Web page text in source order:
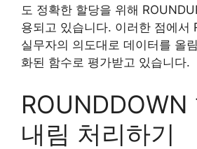
도 정확한 할당을 위해
용되고 있습니다. 이러한 점에서
실무자의 의도대로 데이터를 올
화된 함수로 평가받고 있습니다.
ROUNDDOWN
내림 처리하기